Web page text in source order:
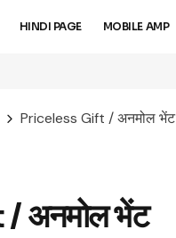
HINDI PAGE MOBILE AMP
Priceless Gift / अनमोल भेंट
अनमोल भेंट